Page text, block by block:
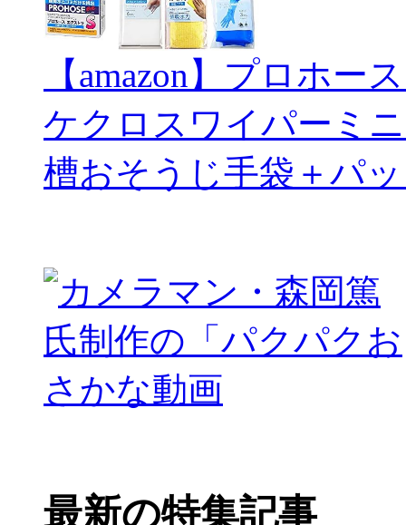
【amazon】プロホー
ケクロスワイパーミ
槽おそうじ手袋＋パ
最新の特集記事